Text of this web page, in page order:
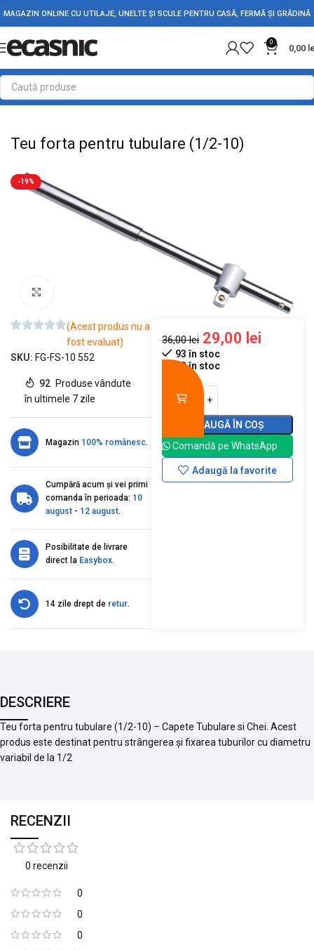
MAGAZIN ONLINE CU UTILAJE, UNELTE ȘI SCULE PENTRU CASĂ, FERMĂ ȘI GRĂDINĂ
0
0,00
Prima pagină Scule - Unelte Chei, capete tubulare si truse
Teu forta pentru tubulare (1/2-10)
-19%
(Acest produs nu a
fost evaluat)
SKU: FG-FS-10 552
92 Produse vândute
în ultimele 7 zile
Magazin 100% românesc.
Cumpără acum și vei primi
comanda în perioada: 10
august - 12 august.
Posibilitate de livrare
direct la Easybox.
14 zile drept de retur.
36,00lei 29,00 lei
93 în stoc
93 în stoc
ADAUGĂ ÎN COȘ
Comandă pe WhatsApp
Adaugă la favorite
DESCRIERE
Teu forta pentru tubulare (1/2-10) – Capete Tubulare si Chei. Acest
produs este destinat pentru strângerea și fixarea tuburilor cu diametru
variabil de la 1/2
RECENZII
0 recenzii
0
0
0